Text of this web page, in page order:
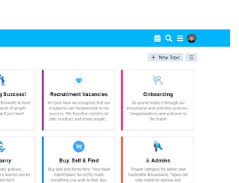
wrap-category-boxes">
category-boxes">
as |c|}}
class="box">
category-box">
image-wrapper">
category-image"